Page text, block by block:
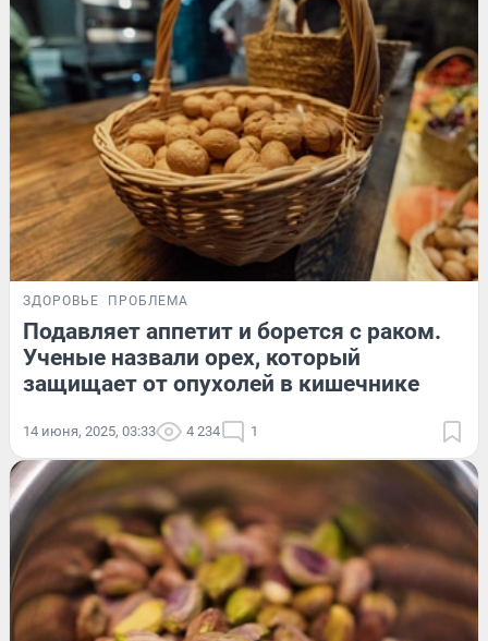
ЗДОРОВЬЕ ПРОБЛЕМА
Подавляет аппетит и борется с раком.
Ученые назвали орех, который
защищает от опухолей в кишечнике
14 июня, 2025, 03:33 4 234 1